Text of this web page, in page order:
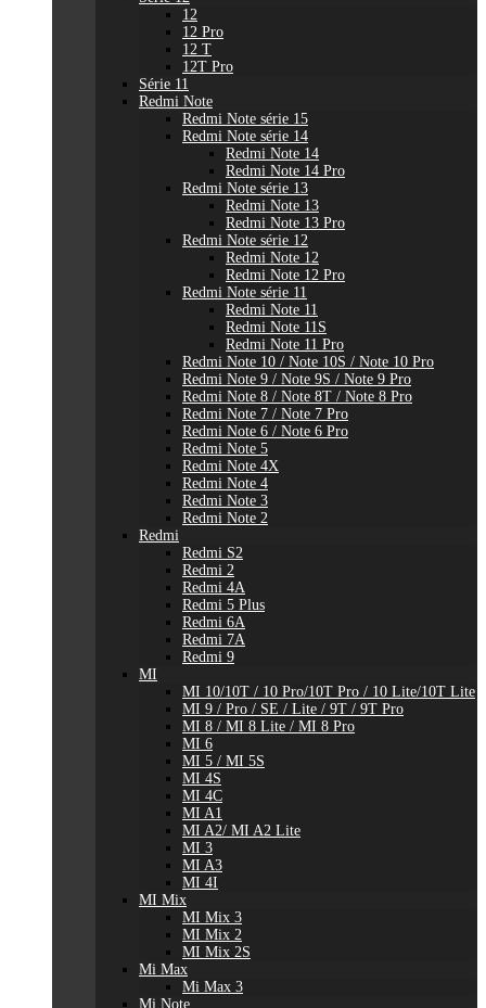
12
12 Pro
12 T
12T Pro
Série 11
Redmi Note
Redmi Note série 15
Redmi Note série 14
Redmi Note 14
Redmi Note 14 Pro
Redmi Note série 13
Redmi Note 13
Redmi Note 13 Pro
Redmi Note série 12
Redmi Note 12
Redmi Note 12 Pro
Redmi Note série 11
Redmi Note 11
Redmi Note 11S
Redmi Note 11 Pro
Redmi Note 10 / Note 10S / Note 10 Pro
Redmi Note 9 / Note 9S / Note 9 Pro
Redmi Note 8 / Note 8T / Note 8 Pro
Redmi Note 7 / Note 7 Pro
Redmi Note 6 / Note 6 Pro
Redmi Note 5
Redmi Note 4X
Redmi Note 4
Redmi Note 3
Redmi Note 2
Redmi
Redmi S2
Redmi 2
Redmi 4A
Redmi 5 Plus
Redmi 6A
Redmi 7A
Redmi 9
MI
MI 10/10T / 10 Pro/10T Pro / 10 Lite/10T Lite
MI 9 / Pro / SE / Lite / 9T / 9T Pro
MI 8 / MI 8 Lite / MI 8 Pro
MI 6
MI 5 / MI 5S
MI 4S
MI 4C
MI A1
MI A2/ MI A2 Lite
MI 3
MI A3
MI 4I
MI Mix
MI Mix 3
MI Mix 2
MI Mix 2S
Mi Max
Mi Max 3
Mi Note